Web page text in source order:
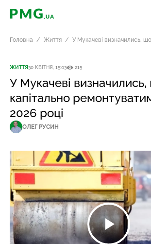
PMG.ua
Головна Життя У Мукачеві визначились,
ЖИТТЯ30 КВІТНЯ, 15:03 215
У Мукачеві
капітально
2026 році
ОЛЕГ РУСИН